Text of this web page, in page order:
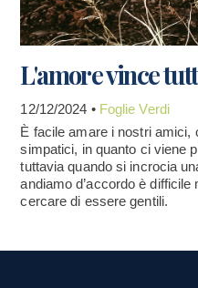
L'amore vince
12/12/2024 • Foglie Verdi
È facile amare i nostri amici,
simpatici, in quanto ci viene
tuttavia quando si incrocia
andiamo d’accordo è
cercare di essere gentili.